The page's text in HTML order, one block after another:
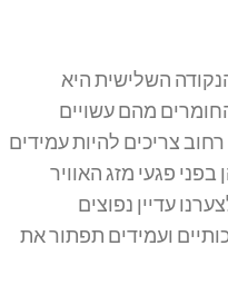
השלישית היא
מהם עשויים
צריכים להיות עמידים
פגעי מזג האוויר
עדיין נפוצים
ועמידים תפתור את